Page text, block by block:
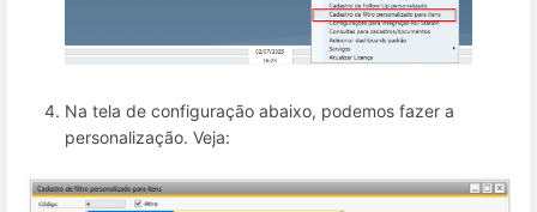
Na tela de configuração abaixo, podemos fazer a
personalização. Veja: